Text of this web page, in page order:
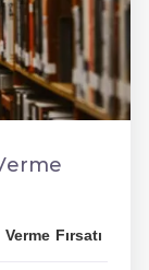
Fırsatı